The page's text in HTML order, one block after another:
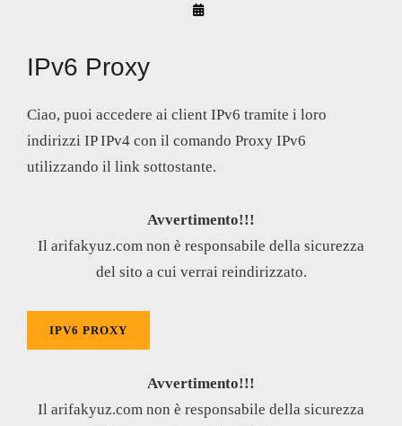
By
IPv6 Proxy
Ciao, puoi accedere ai client IPv6 tramite i loro
indirizzi IP IPv4 con il comando Proxy IPv6
utilizzando il link sottostante.
Avvertimento!!!
Il arifakyuz.com non è responsabile della sicurezza
del sito a cui verrai reindirizzato.
IPV6 PROXY
Avvertimento!!!
Il arifakyuz.com non è responsabile della sicurezza